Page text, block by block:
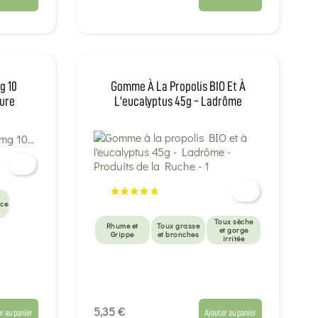
10
au panier
Gomme À La Propolis BIO Et À
L'eucalyptus 45g - Ladrôme
Rhume et
Grippe
Toux grasse
et bronches
Toux sèche
et gorge
irritée
5,35 € Ajouter au panier